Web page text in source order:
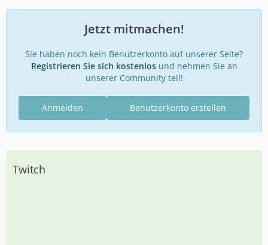
Jetzt mitmachen!
Sie haben noch kein Benutzerkonto auf unserer Seite?
Registrieren Sie sich kostenlosund nehmen Sie an
unserer Community teil!
Benutzerkonto erstellen
Anmelden
Twitch